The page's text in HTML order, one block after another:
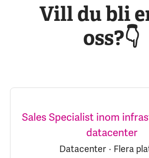
Vill du bli
oss?👇
Sales Specialist inom
datacenter
Datacenter · Flera